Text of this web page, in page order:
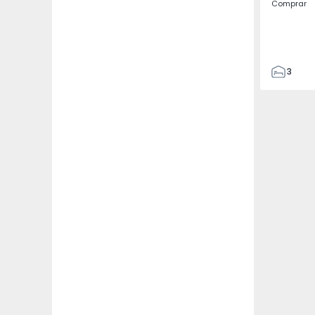
Comprar
3